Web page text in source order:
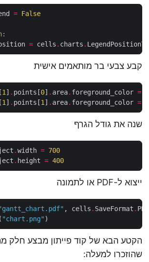
= False
= cells . charts .
קבע צבעי בר מותאמים אישית
1 ] . points[0] . area. foreground_color =
1 ] . points[1 ] . area. foreground_color =
שנה את גודל הגרף
.width = 700
. height = 400
ייצוא ל-PDF או לתמונה
, cells . SaveFormat .
"chart.png"
הקטע הבא של קוד פייתון מבצע חלק
שהוזכרו למעלה: